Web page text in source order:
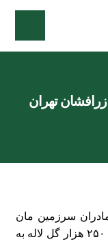
سرزمین مان
ایران و طبق برنامه ریزی های انجام شده ۲۵۰ هزار گل لاله به